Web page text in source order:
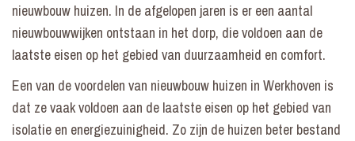
nieuwbouw huizen. In de afgelopen jaren is er een aantal
nieuwbouwwijken ontstaan in het dorp, die voldoen aan de
laatste eisen op het gebied van duurzaamheid en comfort.
Een van de voordelen van nieuwbouw huizen in Werkhoven is
dat ze vaak voldoen aan de laatste eisen op het gebied van
isolatie en energiezuinigheid. Zo zijn de huizen beter bestand